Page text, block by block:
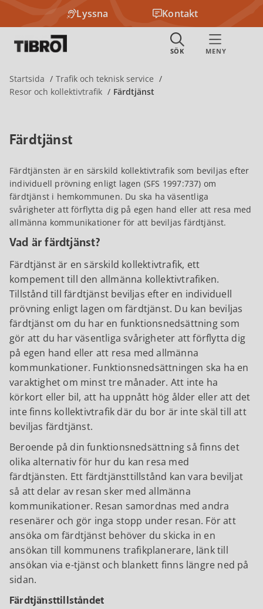
Lyssna Kontakt
Startsida
Trafik och teknisk service
Resor och kollektivtrafik
Färdtjänst
Färdtjänst
Färdtjänsten är en särskild kollektivtrafik som beviljas efter
individuell prövning enligt lagen (SFS 1997:737) om
färdtjänst i hemkommunen. Du ska ha väsentliga
svårigheter att förflytta dig på egen hand eller att resa med
allmänna kommunikationer för att beviljas färdtjänst.
Vad är färdtjänst?
Färdtjänst är en särskild kollektivtrafik, ett
kompement till den allmänna kollektivtrafiken.
Tillstånd till färdtjänst beviljas efter en individuell
prövning enligt lagen om färdtjänst. Du kan beviljas
färdtjänst om du har en funktionsnedsättning som
gör att du har väsentliga svårigheter att förflytta dig
på egen hand eller att resa med allmänna
kommunkationer. Funktionsnedsättningen ska ha en
varaktighet om minst tre månader. Att inte ha
körkort eller bil, att ha uppnått hög ålder eller att det
inte finns kollektivtrafik där du bor är inte skäl till att
beviljas färdtjänst.
Beroende på din funktionsnedsättning så finns det
olika alternativ för hur du kan resa med
färdtjänsten. Ett färdtjänsttillstånd kan vara beviljat
så att delar av resan sker med allmänna
kommunikationer. Resan samordnas med andra
resenärer och gör inga stopp under resan. För att
ansöka om färdtjänst behöver du skicka in en
ansökan till kommunens trafikplanerare, länk till
ansökan via e-tjänst och blankett finns längre ned på
sidan.
Färdtjänsttillståndet